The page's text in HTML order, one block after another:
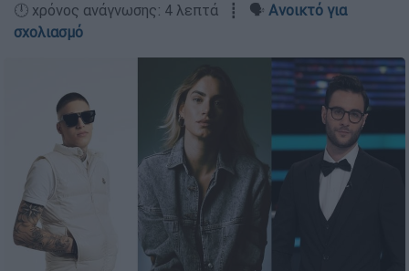
🕛 χρόνος ανάγνωσης: 4 λεπτά ┋ 🗣️ Ανοικτό για
σχολιασμό